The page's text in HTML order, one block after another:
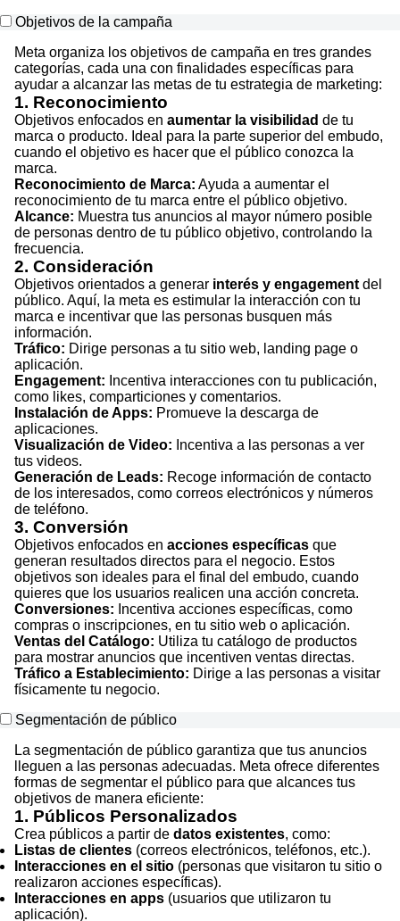
Objetivos de la campaña
Meta organiza los objetivos de campaña en tres grandes
categorías, cada una con finalidades específicas para
ayudar a alcanzar las metas de tu estrategia de marketing:
1. Reconocimiento
Objetivos enfocados en aumentar la visibilidad de tu
marca o producto. Ideal para la parte superior del embudo,
cuando el objetivo es hacer que el público conozca la
marca.
Reconocimiento de Marca: Ayuda a aumentar el
reconocimiento de tu marca entre el público objetivo.
Alcance: Muestra tus anuncios al mayor número posible
de personas dentro de tu público objetivo, controlando la
frecuencia.
2. Consideración
Objetivos orientados a generar interés y engagement del
público. Aquí, la meta es estimular la interacción con tu
marca e incentivar que las personas busquen más
información.
Tráfico: Dirige personas a tu sitio web, landing page o
aplicación.
Engagement: Incentiva interacciones con tu publicación,
como likes, comparticiones y comentarios.
Instalación de Apps: Promueve la descarga de
aplicaciones.
Visualización de Video: Incentiva a las personas a ver
tus videos.
Generación de Leads: Recoge información de contacto
de los interesados, como correos electrónicos y números
de teléfono.
3. Conversión
Objetivos enfocados en acciones específicas que
generan resultados directos para el negocio. Estos
objetivos son ideales para el final del embudo, cuando
quieres que los usuarios realicen una acción concreta.
Conversiones: Incentiva acciones específicas, como
compras o inscripciones, en tu sitio web o aplicación.
Ventas del Catálogo: Utiliza tu catálogo de productos
para mostrar anuncios que incentiven ventas directas.
Tráfico a Establecimiento: Dirige a las personas a visitar
físicamente tu negocio.
Segmentación de público
La segmentación de público garantiza que tus anuncios
lleguen a las personas adecuadas. Meta ofrece diferentes
formas de segmentar el público para que alcances tus
objetivos de manera eficiente:
1. Públicos Personalizados
Crea públicos a partir de datos existentes, como:
Listas de clientes (correos electrónicos, teléfonos, etc.).
Interacciones en el sitio (personas que visitaron tu sitio o
realizaron acciones específicas).
Interacciones en apps (usuarios que utilizaron tu
aplicación).